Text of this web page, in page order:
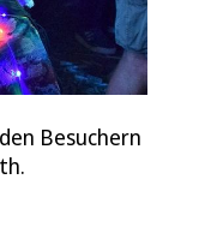
Besuchern